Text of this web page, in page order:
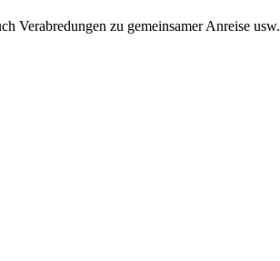
Verabredungen zu gemeinsamer Anreise usw.